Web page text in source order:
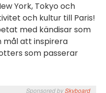
York, Tokyo och
och kultur till Paris!
med kändisar som
mål att inspirera
som passerar